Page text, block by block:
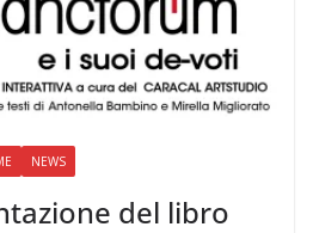
NEWS
del libro